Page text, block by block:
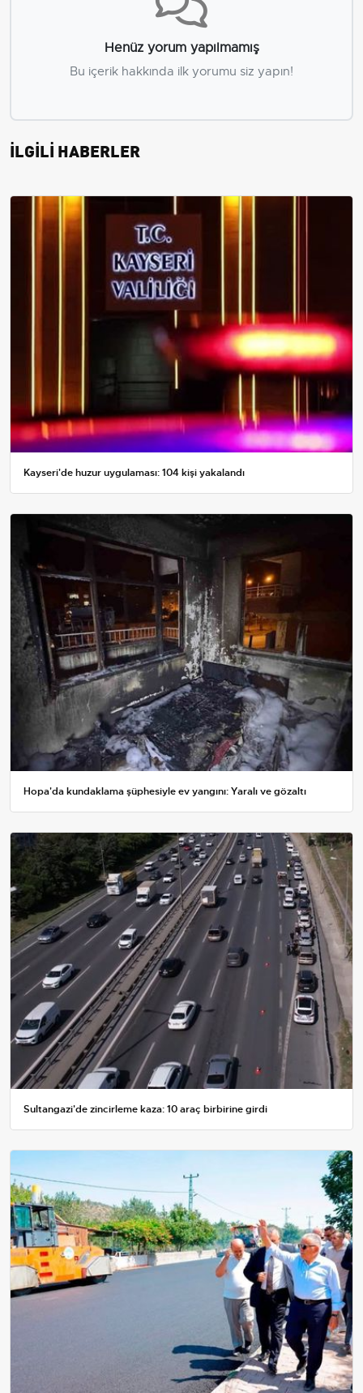
Henüz yorum yapılmamış
Bu içerik hakkında ilk yorumu siz yapın!
İLGİLİ HABERLER
Kayseri'de huzur uygulaması: 104 kişi yakalandı
Hopa'da kundaklama şüphesiyle ev yangını: Yaralı ve gözaltı
Sultangazi'de zincirleme kaza: 10 araç birbirine girdi